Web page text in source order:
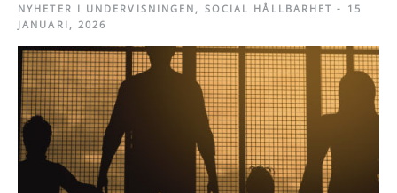
NYHETER I UNDERVISNINGEN , SOCIAL HÅLLBARHET - 15
JANUARI, 2026